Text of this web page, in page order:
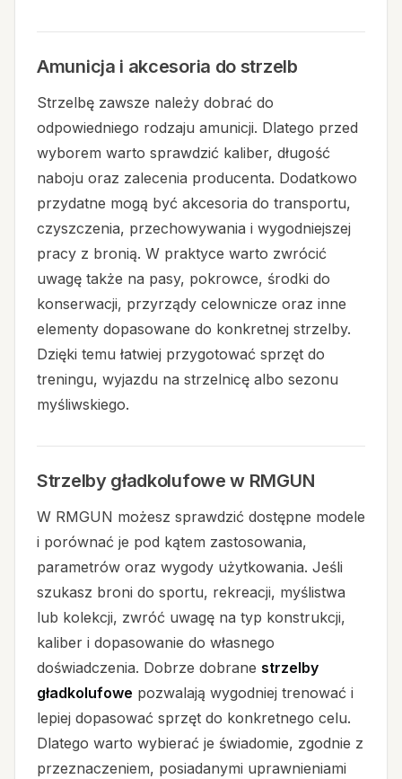
Amunicja i akcesoria do strzelb
Strzelbę zawsze należy dobrać do
odpowiedniego rodzaju amunicji. Dlatego przed
wyborem warto sprawdzić kaliber, długość
naboju oraz zalecenia producenta. Dodatkowo
przydatne mogą być akcesoria do transportu,
czyszczenia, przechowywania i wygodniejszej
pracy z bronią. W praktyce warto zwrócić
uwagę także na pasy, pokrowce, środki do
konserwacji, przyrządy celownicze oraz inne
elementy dopasowane do konkretnej strzelby.
Dzięki temu łatwiej przygotować sprzęt do
treningu, wyjazdu na strzelnicę albo sezonu
myśliwskiego.
Strzelby gładkolufowe w RMGUN
W RMGUN możesz sprawdzić dostępne modele
i porównać je pod kątem zastosowania,
parametrów oraz wygody użytkowania. Jeśli
szukasz broni do sportu, rekreacji, myślistwa
lub kolekcji, zwróć uwagę na typ konstrukcji,
kaliber i dopasowanie do własnego
doświadczenia. Dobrze dobrane strzelby
gładkolufowe pozwalają wygodniej trenować i
lepiej dopasować sprzęt do konkretnego celu.
Dlatego warto wybierać je świadomie, zgodnie z
przeznaczeniem, posiadanymi uprawnieniami